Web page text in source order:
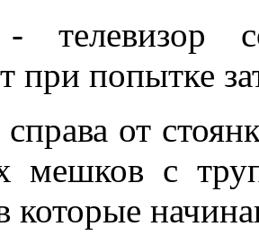
телевизор
при попытке
справа от
мешков с
которые